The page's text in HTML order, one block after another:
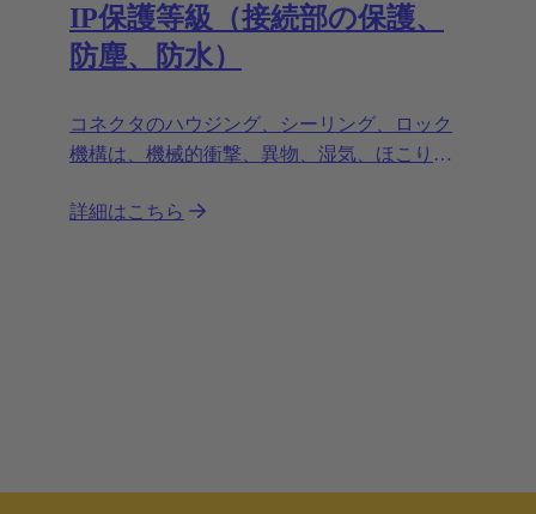
IP保護等級（接続部の保護、
防塵、防水）
コネクタのハウジング、シーリング、ロック
機構は、機械的衝撃、異物、湿気、ほこり、
保護します。
詳細はこちら